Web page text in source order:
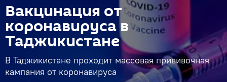
Вакцинация от
коронавируса в
Таджикистане
В Таджикистане проходит массовая прививочная
кампания от коронавируса